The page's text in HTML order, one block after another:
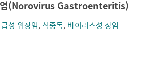
염(Norovirus Gastroenteritis)
급성 위장염, 식중독, 바이러스성 장염